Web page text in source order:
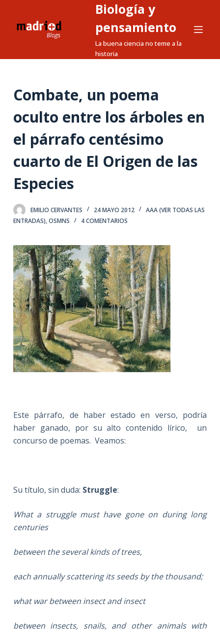
a
n
e
o
Biología y
pensamiento
La buena ciencia no teme a la
historia
Combate, un poema
oculto entre los árboles en
el párrafo centésimo
cuarto de El Origen de las
Especies
EMILIO CERVANTES 24 MAYO 2012
AAA (VER TODAS LAS
ENTRADAS),OSMNS 4 COMENTARIOS
Este párrafo, de haber estado en verso, podría
haber ganado, por su alto contenido lírico, un
concurso de poemas. Veamos:
Su título, sin duda: Struggle:
What a struggle must have gone on during long
centuries
between the several kinds of trees,
each annually scattering its seeds by the thousand;
what war between insect and insect
between insects, snails, and other animals with